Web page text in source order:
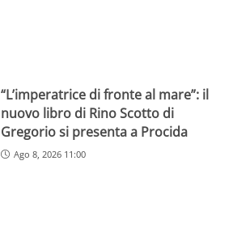
“L’imperatrice di fronte al mare”: il
nuovo libro di Rino Scotto di
Gregorio si presenta a Procida
Ago 8, 2026 11:00